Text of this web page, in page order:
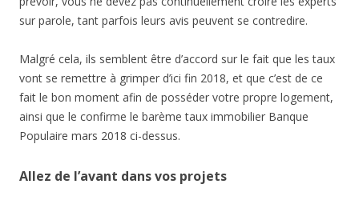
sur parole, tant parfois leurs avis peuvent se contredire.
Malgré cela, ils semblent être d’accord sur le fait que les taux
vont se remettre à grimper d’ici fin 2018, et que c’est de ce
fait le bon moment afin de posséder votre propre logement,
ainsi que le confirme le barème taux immobilier Banque
Populaire mars 2018 ci-dessus.
Allez de l’avant dans vos projets